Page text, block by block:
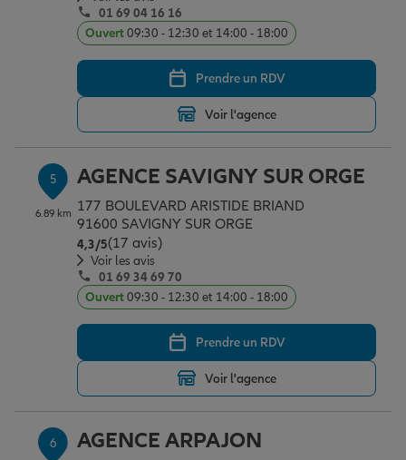
01 69 04 16 16
Ouvert09:30 - 12:30 et 14:00 - 18:00
Prendre un RDV
Voir l'agence
5
6.89 km
AGENCE SAVIGNY SUR ORGE
177 BOULEVARD ARISTIDE BRIAND
91600 SAVIGNY SUR ORGE
4,3/5Note de 4.3 sur 5
(17 avis)
Voir les avis
01 69 34 69 70
Ouvert09:30 - 12:30 et 14:00 - 18:00
Prendre un RDV
Voir l'agence
6 AGENCE ARPAJON